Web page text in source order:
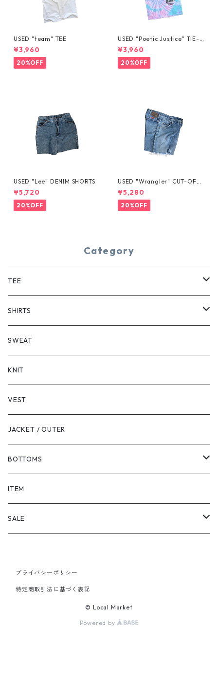
USED "team" TEE
¥3,960
20%OFF
USED "Poetic Justice" TIE-D
YE TEE
¥3,960
20%OFF
USED "Lee" DENIM SHORTS
¥5,720
20%OFF
USED "Wrangler" CUT-OFF
DENIM SHORTS
¥5,280
20%OFF
Category
TEE
SHORT SLEEVE
LONG SLEEVE
SHIRTS
SHORT SLEEVE
LONG SLEEVE
SWEAT
KNIT
VEST
JACKET / OUTER
BOTTOMS
SHORTS
PANTS
ITEM
SALE
PANTS
プライバシーポリシー
特定商取引法に基づく表記
© Local Market
Powered by